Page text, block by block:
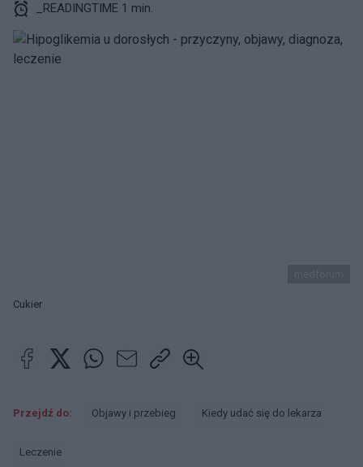
_READINGTIME 1 min.
Cukier
Przejdź do: Objawy i przebieg Kiedy udać się do lekarza
Leczenie